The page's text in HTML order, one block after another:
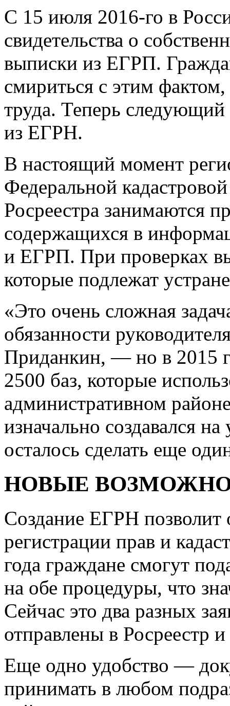
С 15 июля 2016-го в
свидетельства о
выписки из ЕГРП.
смириться с этим
труда. Теперь
из ЕГРН.
В настоящий момент
Федеральной
Росреестра занимаются
содержащихся в
и ЕГРП. При проверках
которые подлежат
«Это очень сложная
обязанности
Приданкин, — но в 2015
2500 баз, которые
административном
изначально создавался
осталось сделать еще
НОВЫЕ
Создание ЕГРН позволит
регистрации прав и
года граждане смогут
на обе процедуры, что
Сейчас это два разных
отправлены в Росреестр
Еще одно удобство —
принимать в любом